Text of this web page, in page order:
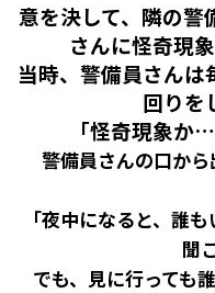
意を決して、隣の警
さんに怪奇現
当時、警備員さんは
回りを
「怪奇現象か
警備員さんの口から
「夜中になると、誰
聞
でも、見に行っても